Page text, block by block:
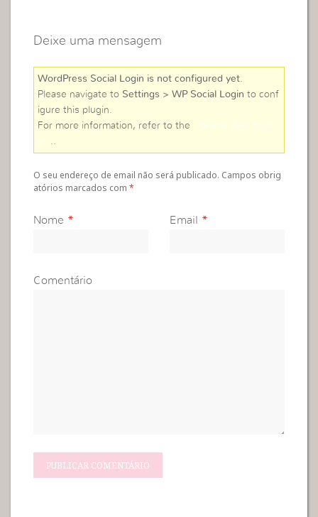
Deixe uma mensagem
WordPress Social Login is not configured yet
Please navigate to Settings > WP Social Login to conf
igure this plugin.
For more information, refer to the
online user guid
e
O seu endereço de email não será publicado. Campos obrig
atórios marcados com*
Nome * Email *
Comentário